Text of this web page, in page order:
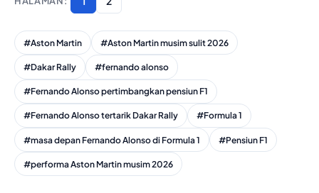
#Aston Martin #Aston Martin musim sulit 2026
#Dakar Rally #fernando alonso
#Fernando Alonso pertimbangkan pensiun F1
#Fernando Alonso tertarik Dakar Rally #Formula 1
#masa depan Fernando Alonso di Formula 1 #Pensiun F1
#performa Aston Martin musim 2026